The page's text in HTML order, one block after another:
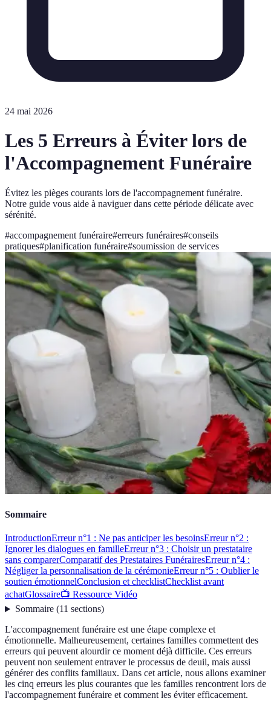
24 mai 2026
Les 5 Erreurs à Éviter lors de
l'Accompagnement Funéraire
Évitez les pièges courants lors de l'accompagnement funéraire.
Notre guide vous aide à naviguer dans cette période délicate avec
sérénité.
#accompagnement funéraire#erreurs funéraires#conseils
pratiques#planification funéraire#soumission de services
Sommaire
IntroductionErreur n°1 : Ne pas anticiper les besoinsErreur n°2 :
Ignorer les dialogues en familleErreur n°3 : Choisir un prestataire
sans comparerComparatif des Prestataires FunérairesErreur n°4 :
Négliger la personnalisation de la cérémonieErreur n°5 : Oublier le
soutien émotionnelConclusion et checklistChecklist avant
achatGlossaire📺 Ressource Vidéo
Sommaire(11 sections)
L'accompagnement funéraire est une étape complexe et
émotionnelle. Malheureusement, certaines familles commettent des
erreurs qui peuvent alourdir ce moment déjà difficile. Ces erreurs
peuvent non seulement entraver le processus de deuil, mais aussi
générer des conflits familiaux. Dans cet article, nous allons examiner
les cinq erreurs les plus courantes que les familles rencontrent lors de
l'accompagnement funéraire et comment les éviter efficacement.